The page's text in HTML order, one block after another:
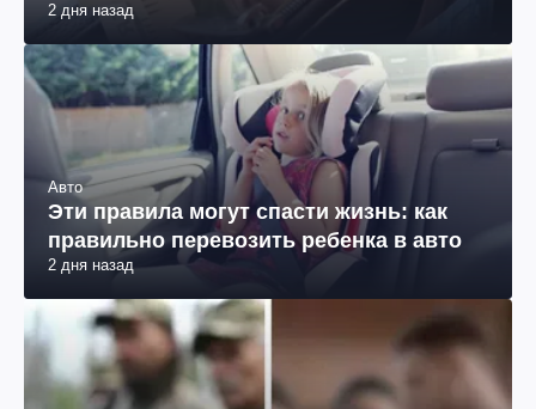
2 дня назад
Авто
Эти правила могут спасти жизнь: как
правильно перевозить ребенка в авто
2 дня назад